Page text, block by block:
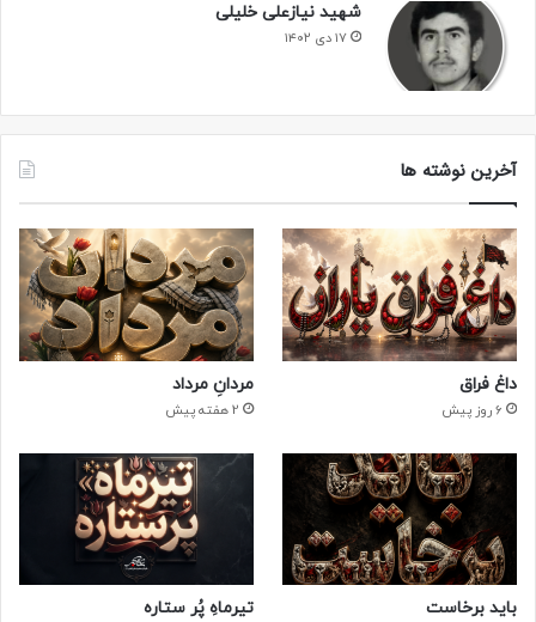
شهید نیازعلی خلیلی
۱۷ دی ۱۴۰۲
آخرین نوشته ها
داغ فراق
6 روز پیش
مردانِ مرداد
2 هفته پیش
باید برخاست تیرماهِ پُر ستاره